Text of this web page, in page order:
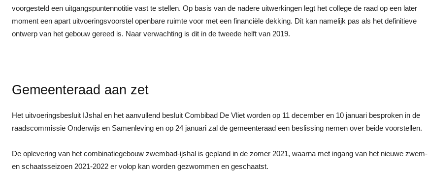
voorgesteld een uitgangspuntennotitie vast te stellen. Op basis van de nadere uitwerkingen legt het college de raad op een later
moment een apart uitvoeringsvoorstel openbare ruimte voor met een financiële dekking. Dit kan namelijk pas als het definitieve
ontwerp van het gebouw gereed is. Naar verwachting is dit in de tweede helft van 2019.
Gemeenteraad aan zet
Het uitvoeringsbesluit IJshal en het aanvullend besluit Combibad De Vliet worden op 11 december en 10 januari besproken in de
raadscommissie Onderwijs en Samenleving en op 24 januari zal de gemeenteraad een beslissing nemen over beide voorstellen.
De oplevering van het combinatiegebouw zwembad-ijshal is gepland in de zomer 2021, waarna met ingang van het nieuwe zwem-
en schaatsseizoen 2021-2022 er volop kan worden gezwommen en geschaatst.